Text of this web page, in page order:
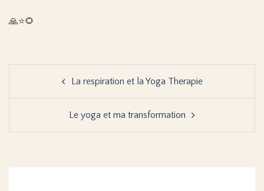
🙏⭐️🌻
La respiration et la Yoga Therapie
Le yoga et ma transformation